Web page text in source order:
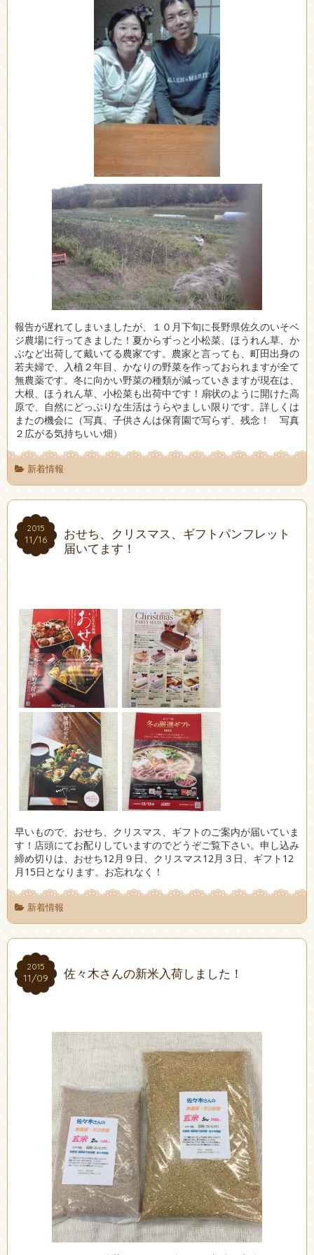
報告が遅れてしまいましたが、１０月下旬に長野県佐久のいそベ
ジ農場に行ってきました！夏からずっと小松菜、ほうれん草、か
ぶなど出荷して戴いてる農家です。農家と言っても、町田出身の
若夫婦で、入植２年目、かなりの野菜を作っておられますが全て
無農薬です。冬に向かい野菜の種類が減っていきますが現在は、
大根、ほうれん草、小松菜も出荷中です！扇状のように開けた高
原で、自然にどっぷりな生活はうらやましい限りです。詳しくは
またの機会に（写真、子供さんは保育園で写らず、残念！ 写真
２広がる気持ちいい畑）
新着情報
2015
11/16
2015
11/16
おせち、クリスマス、ギフトパンフレット
届いてます！
早いもので、おせち、クリスマス、ギフトのご案内が届いていま
す！店頭にてお配りしていますのでどうぞご覧下さい。申し込み
締め切りは、おせち12月９日、クリスマス12月３日、ギフト12
月15日となります。お忘れなく！
新着情報
2015
11/09
2015
11/09 佐々木さんの新米入荷しました！